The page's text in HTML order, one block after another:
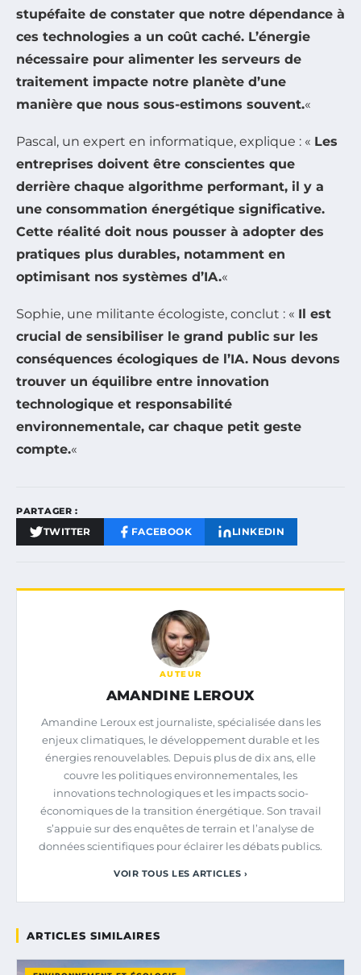
stupéfaite de constater que notre dépendance à
ces technologies a un coût caché. L’énergie
nécessaire pour alimenter les serveurs de
traitement impacte notre planète d’une
manière que nous sous-estimons souvent.«
Pascal, un expert en informatique, explique : « Les
entreprises doivent être conscientes que
derrière chaque algorithme performant, il y a
une consommation énergétique significative.
Cette réalité doit nous pousser à adopter des
pratiques plus durables, notamment en
optimisant nos systèmes d’IA.«
Sophie, une militante écologiste, conclut : « Il est
crucial de sensibiliser le grand public sur les
conséquences écologiques de l’IA. Nous devons
trouver un équilibre entre innovation
technologique et responsabilité
environnementale, car chaque petit geste
compte.«
PARTAGER :
TWITTER FACEBOOK LINKEDIN
AUTEUR
AMANDINE LEROUX
Amandine Leroux est journaliste, spécialisée dans les
enjeux climatiques, le développement durable et les
énergies renouvelables. Depuis plus de dix ans, elle
couvre les politiques environnementales, les
innovations technologiques et les impacts socio-
économiques de la transition énergétique. Son travail
s’appuie sur des enquêtes de terrain et l’analyse de
données scientifiques pour éclairer les débats publics.
VOIR TOUS LES ARTICLES ›
ARTICLES SIMILAIRES